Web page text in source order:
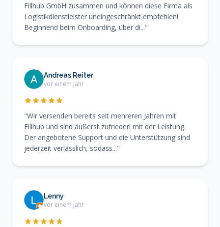
Fillhub GmbH zusammen und können diese Firma als
Logistikdienstleister uneingeschränkt empfehlen!
Beginnend beim Onboarding, über di..."
Andreas Reiter
vor einem Jahr
"Wir versenden bereits seit mehreren Jahren mit
Fillhub und sind äußerst zufrieden mit der Leistung.
Der angebotene Support und die Unterstützung sind
jederzeit verlässlich, sodass..."
Lenny
vor einem Jahr